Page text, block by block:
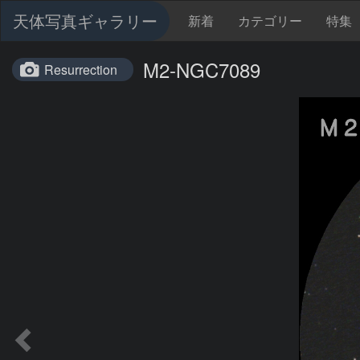
天体写真ギャラリー 新着 カテゴリー 特集
Resurrection M2-NGC7089